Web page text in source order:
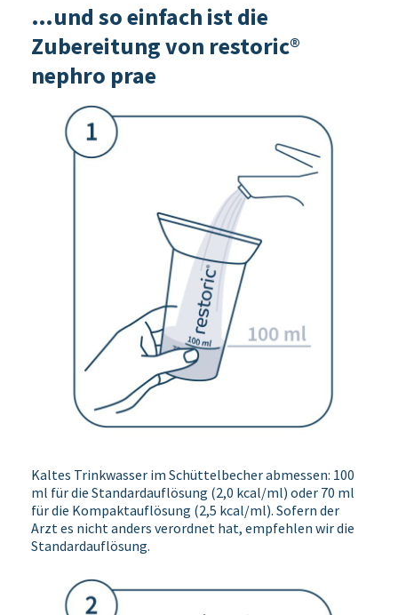
…und so einfach ist die
Zubereitung von restoric®
nephro prae
Kaltes Trinkwasser im Schüttelbecher abmessen: 100
ml für die Standardauflösung (2,0 kcal/ml) oder 70 ml
für die Kompaktauflösung (2,5 kcal/ml). Sofern der
Arzt es nicht anders verordnet hat, empfehlen wir die
Standardauflösung.